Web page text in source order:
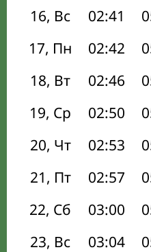
16, Вс
02:41
17, Пн
02:42
18, Вт
02:46
19, Ср
02:50
20, Чт
02:53
21, Пт
02:57
22, Сб
03:00
23, Вс
03:04